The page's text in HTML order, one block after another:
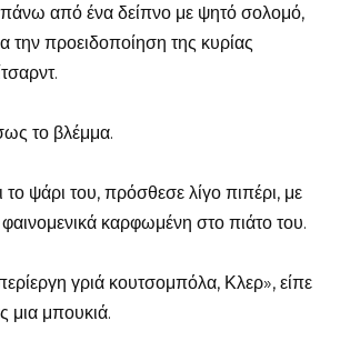
πάνω από ένα δείπνο με ψητό σολομό,
την προειδοποίηση της κυρίας
το βλέμμα.
το ψάρι του, πρόσθεσε λίγο πιπέρι, με
καρφωμένη στο πιάτο του.
γριά κουτσομπόλα, Κλερ», είπε
μια μπουκιά.